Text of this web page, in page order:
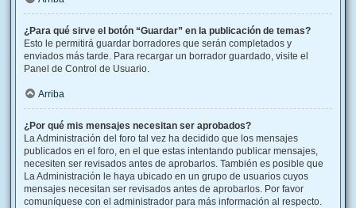
¿Para qué sirve el botón “Guardar” en la publicación de temas?
Esto le permitirá guardar borradores que serán completados y
enviados más tarde. Para recargar un borrador guardado, visite el
Panel de Control de Usuario.
Arriba
¿Por qué mis mensajes necesitan ser aprobados?
La Administración del foro tal vez ha decidido que los mensajes
publicados en el foro, en el que estas intentando publicar mensajes,
necesiten ser revisados antes de aprobarlos. También es posible que
La Administración le haya ubicado en un grupo de usuarios cuyos
mensajes necesitan ser revisados antes de aprobarlos. Por favor
comuníquese con el administrador para más información al respecto.